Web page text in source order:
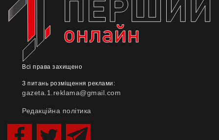
Всі права захищено
З питань розміщення реклами:
gazeta.1.reklama@gmail.com
Редакційна політика